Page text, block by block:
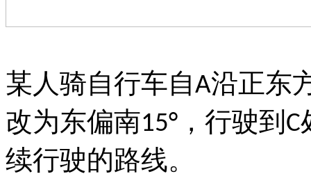
某人骑自行车自A沿正东
改为东偏南15° ，行驶到 C
续行驶的路线。